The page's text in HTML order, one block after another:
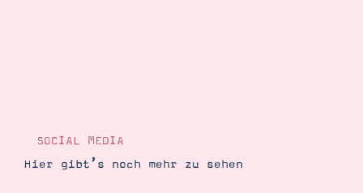
SOCIAL MEDIA
Hier gibt’s noch mehr zu sehen